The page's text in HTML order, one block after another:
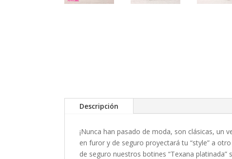
Descripción
¡Nunca han pasado de moda, son clásicas, un
en furor y de seguro proyectará tu “style” a
de seguro nuestros botines “Texana